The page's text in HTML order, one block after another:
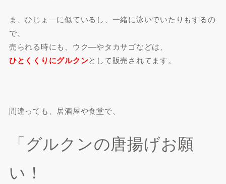
ま、ひじょ―に似ているし、一緒に泳いでいたりもするの
で、
売られる時にも、ウク―やタカサゴなどは、
ひとくくりにグルクンとして販売されてます。
間違っても、居酒屋や食堂で、
「グルクンの唐揚げお願
い！